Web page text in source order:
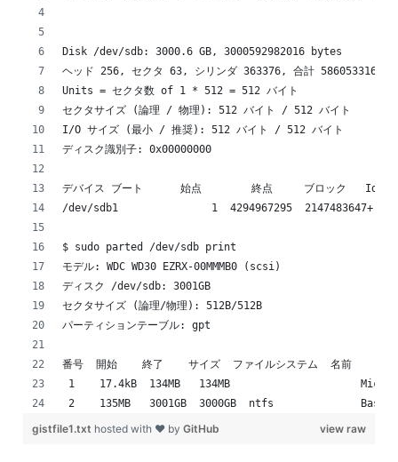
Disk /dev/sdb: 3000.6 GB, 3000592982016 bytes
ヘッド 256, セクタ 63, シリンダ 363376, 合計 5860533168
Units = セクタ数 of 1 * 512 = 512 バイト
セクタサイズ (論理 / 物理): 512 バイト / 512 バイト
I/O サイズ (最小 / 推奨): 512 バイト / 512 バイト
ディスク識別子: 0x00000000
デバイス ブート      始点        終点     ブロック   Id  シ
/dev/sdb1               1  4294967295  2147483647+  ee
$ sudo parted /dev/sdb print
モデル: WDC WD30 EZRX-00MMMB0 (scsi)
ディスク /dev/sdb: 3001GB
セクタサイズ (論理/物理): 512B/512B
パーティションテーブル: gpt
番号  開始    終了    サイズ  ファイルシステム  名
1    17.4kB  134MB   134MB
2    135MB   3001GB  3000GB  ntfs
view raw
gistfile1.txt hosted with ❤ by GitHub